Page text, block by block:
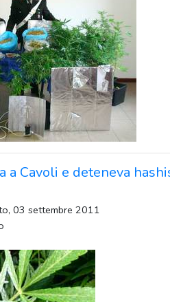
a Cavoli e deteneva
03 settembre 2011